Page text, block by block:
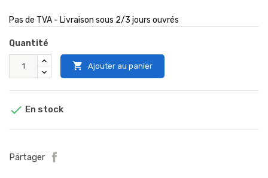
Pas de TVA - Livraison sous 2/3 jours ouvrés
Quantité
 Ajouter au panier
 En stock
Pärtager